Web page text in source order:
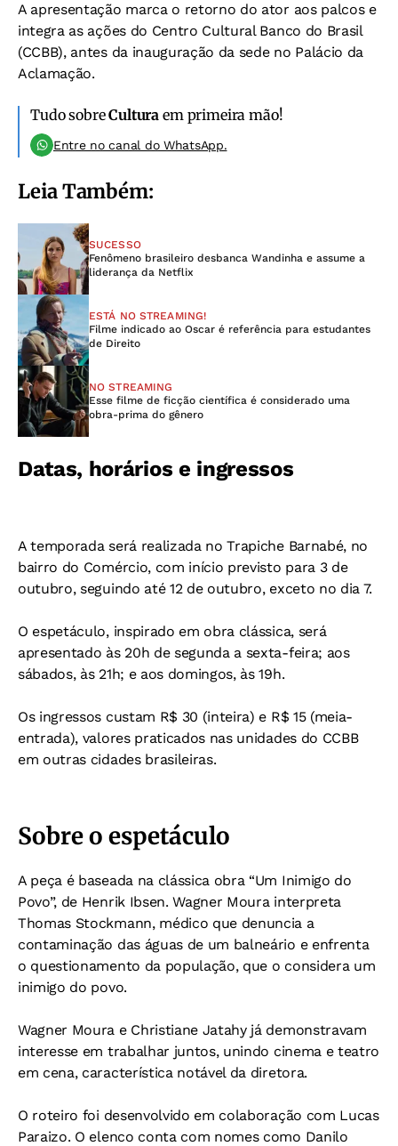
A apresentação marca o retorno do ator aos palcos e
integra as ações do Centro Cultural Banco do Brasil
(CCBB), antes da inauguração da sede no Palácio da
Aclamação.
Tudo sobreCultura em primeira mão!
Entre no canal do WhatsApp.
Leia Também:
SUCESSO
Fenômeno brasileiro desbanca Wandinha e assume a
liderança da Netflix
ESTÁ NO STREAMING!
Filme indicado ao Oscar é referência para estudantes
de Direito
NO STREAMING
Esse filme de ficção científica é considerado uma
obra-prima do gênero
Datas, horários e ingressos
A temporada será realizada no Trapiche Barnabé, no
bairro do Comércio, com início previsto para 3 de
outubro, seguindo até 12 de outubro, exceto no dia 7.
O espetáculo, inspirado em obra clássica, será
apresentado às 20h de segunda a sexta-feira; aos
sábados, às 21h; e aos domingos, às 19h.
Os ingressos custam R$ 30 (inteira) e R$ 15 (meia-
entrada), valores praticados nas unidades do CCBB
em outras cidades brasileiras.
Sobre o espetáculo
A peça é baseada na clássica obra “Um Inimigo do
Povo”, de Henrik Ibsen. Wagner Moura interpreta
Thomas Stockmann, médico que denuncia a
contaminação das águas de um balneário e enfrenta
o questionamento da população, que o considera um
inimigo do povo.
Wagner Moura e Christiane Jatahy já demonstravam
interesse em trabalhar juntos, unindo cinema e teatro
em cena, característica notável da diretora.
O roteiro foi desenvolvido em colaboração com Lucas
Paraizo. O elenco conta com nomes como Danilo